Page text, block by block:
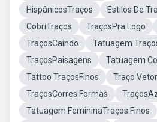
HispânicosTraços
Estilos De
CobriTraços
TraçosPra Logo
TraçosCaindo
Tatuagem
TraçosPaisagens
Tatuagem
Tattoo TraçosFinos
Traço Vetor
TraçosCorres Formas
Tatuagem FemininaTraços Finos